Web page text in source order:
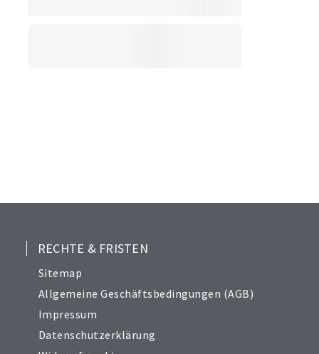
RECHTE & FRISTEN
Sitemap
Allgemeine Geschäftsbedingungen (AGB)
Impressum
Datenschutzerklärung